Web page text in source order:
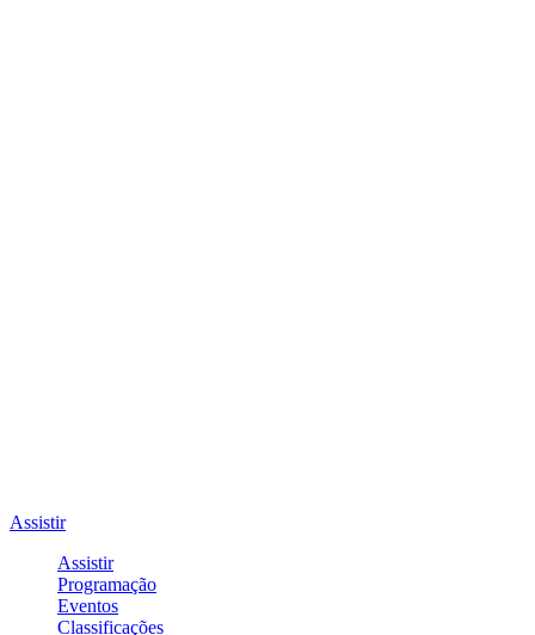
Assistir
Assistir
Programação
Eventos
Classificações